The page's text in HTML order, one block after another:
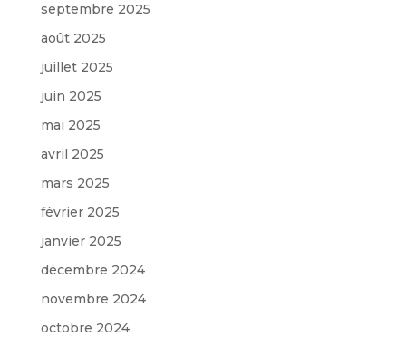
septembre 2025
août 2025
juillet 2025
juin 2025
mai 2025
avril 2025
mars 2025
février 2025
janvier 2025
décembre 2024
novembre 2024
octobre 2024